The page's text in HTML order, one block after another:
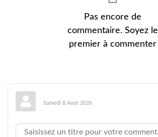
Pas encore de
commentaire. Soyez le
premier à commenter
Samedi 8 Août 2026